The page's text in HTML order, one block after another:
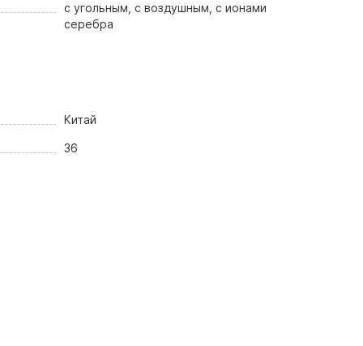
с угольным, с воздушным, с ионами
серебра
Китай
36